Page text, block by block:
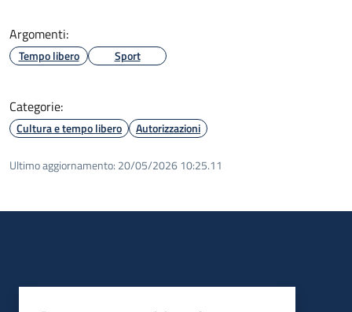
Argomenti:
Tempo libero Sport
Categorie:
Cultura e tempo libero Autorizzazioni
Ultimo aggiornamento: 20/05/2026 10:25.11